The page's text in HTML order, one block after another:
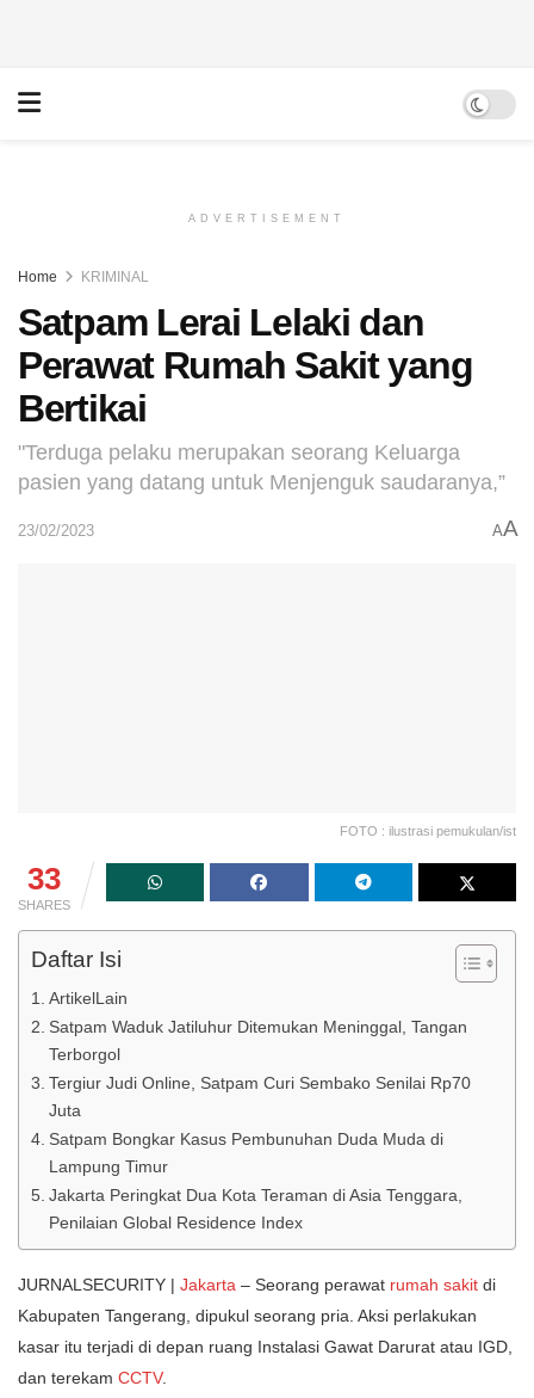
ADVERTISEMENT
Home KRIMINAL
Satpam Lerai Lelaki dan
Perawat Rumah Sakit yang
Bertikai
"Terduga pelaku merupakan seorang Keluarga
pasien yang datang untuk Menjenguk saudaranya,”
23/02/2023 AA
FOTO : ilustrasi pemukulan/ist
33
SHARES
Daftar Isi
ArtikelLain
Satpam Waduk Jatiluhur Ditemukan Meninggal, Tangan
Terborgol
Tergiur Judi Online, Satpam Curi Sembako Senilai Rp70
Juta
Satpam Bongkar Kasus Pembunuhan Duda Muda di
Lampung Timur
Jakarta Peringkat Dua Kota Teraman di Asia Tenggara,
Penilaian Global Residence Index
JURNALSECURITY | Jakarta – Seorang perawat rumah sakit di
Kabupaten Tangerang, dipukul seorang pria. Aksi perlakukan
kasar itu terjadi di depan ruang Instalasi Gawat Darurat atau IGD,
dan terekam CCTV.